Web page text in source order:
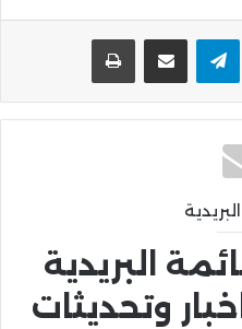
واتساب تيلقرام مشاركة عبر البريد
البريدية
وتحديثات